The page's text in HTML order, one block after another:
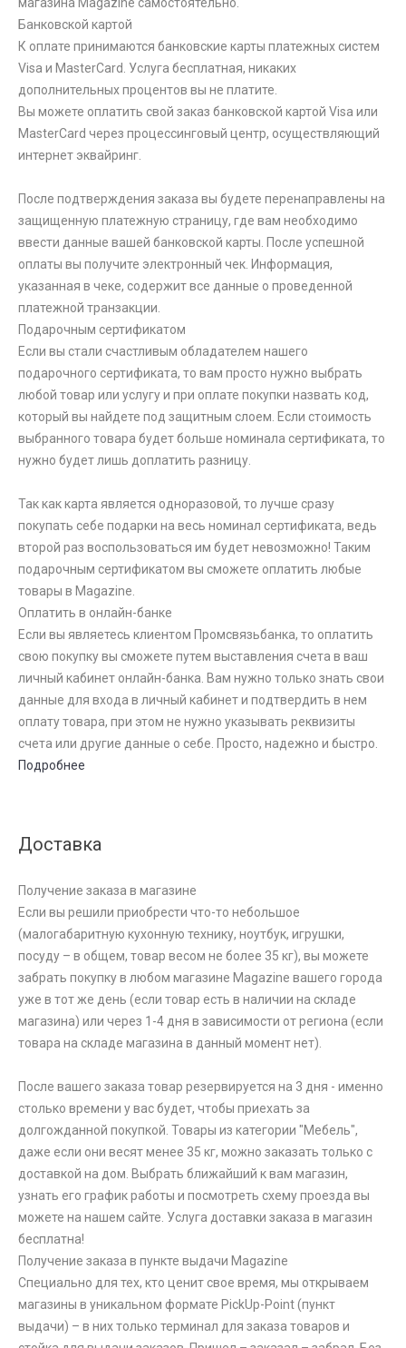
Банковской картой
К оплате принимаются банковские карты платежных систем
Visa и MasterCard. Услуга бесплатная, никаких
дополнительных процентов вы не платите.
Вы можете оплатить свой заказ банковской картой Visa или
MasterCard через процессинговый центр, осуществляющий
интернет эквайринг.
После подтверждения заказа вы будете перенаправлены на
защищенную платежную страницу, где вам необходимо
ввести данные вашей банковской карты. После успешной
оплаты вы получите электронный чек. Информация,
указанная в чеке, содержит все данные о проведенной
платежной транзакции.
Подарочным сертификатом
Если вы стали счастливым обладателем нашего
подарочного сертификата, то вам просто нужно выбрать
любой товар или услугу и при оплате покупки назвать код,
который вы найдете под защитным слоем. Если стоимость
выбранного товара будет больше номинала сертификата, то
нужно будет лишь доплатить разницу.
Так как карта является одноразовой, то лучше сразу
покупать себе подарки на весь номинал сертификата, ведь
второй раз воспользоваться им будет невозможно! Таким
подарочным сертификатом вы сможете оплатить любые
товары в Magazine.
Оплатить в онлайн-банке
Если вы являетесь клиентом Промсвязьбанка, то оплатить
свою покупку вы сможете путем выставления счета в ваш
личный кабинет онлайн-банка. Вам нужно только знать свои
данные для входа в личный кабинет и подтвердить в нем
оплату товара, при этом не нужно указывать реквизиты
счета или другие данные о себе. Просто, надежно и быстро.
Подробнее
Доставка
Получение заказа в магазине
Если вы решили приобрести что-то небольшое
(малогабаритную кухонную технику, ноутбук, игрушки,
посуду – в общем, товар весом не более 35 кг), вы можете
забрать покупку в любом магазине Magazine вашего города
уже в тот же день (если товар есть в наличии на складе
магазина) или через 1-4 дня в зависимости от региона (если
товара на складе магазина в данный момент нет).
После вашего заказа товар резервируется на 3 дня - именно
столько времени у вас будет, чтобы приехать за
долгожданной покупкой. Товары из категории "Мебель",
даже если они весят менее 35 кг, можно заказать только с
доставкой на дом. Выбрать ближайший к вам магазин,
узнать его график работы и посмотреть схему проезда вы
можете на нашем сайте. Услуга доставки заказа в магазин
бесплатна!
Получение заказа в пункте выдачи Magazine
Специально для тех, кто ценит свое время, мы открываем
магазины в уникальном формате PickUp-Point (пункт
выдачи) – в них только терминал для заказа товаров и